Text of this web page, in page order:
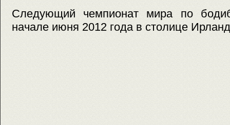
Следующий чемпионат мира по
начале июня 2012 года в столице